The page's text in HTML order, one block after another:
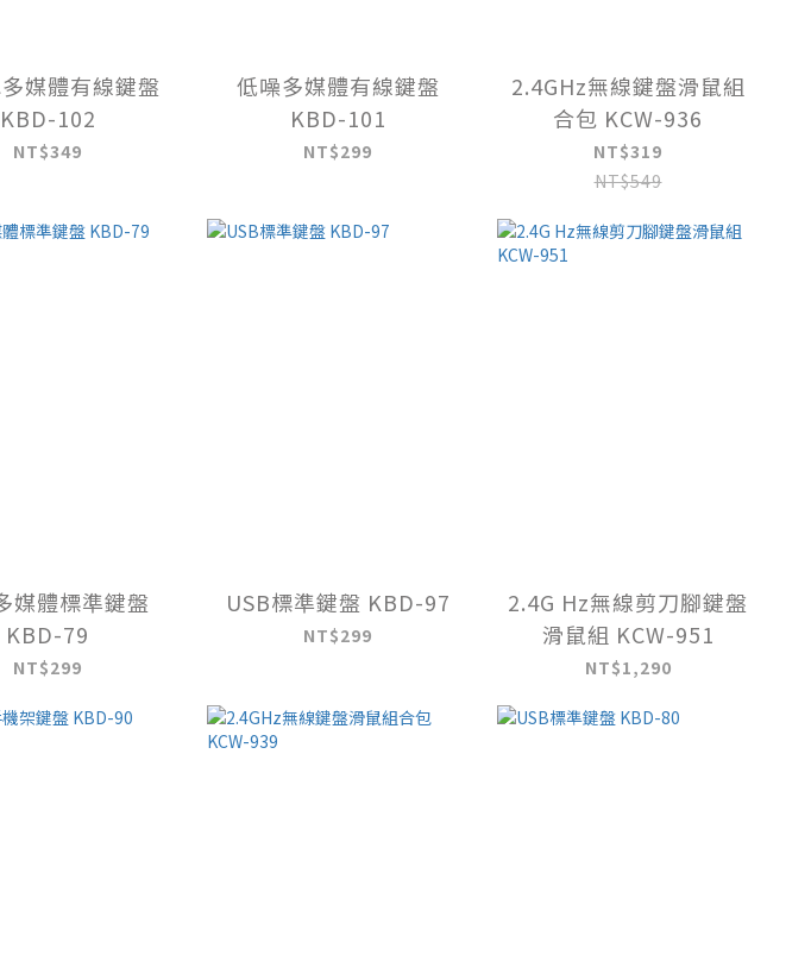
媒體有線鍵盤
KBD-102
NT$349
低噪多媒體有線鍵盤
KBD-101
NT$299
2.4GHz無線鍵盤滑鼠組
合包 KCW-936
NT$319
NT$549
媒體標準鍵盤
KBD-79
NT$299
USB標準鍵盤 KBD-97
NT$299
2.4G Hz無線剪刀腳鍵盤
滑鼠組 KCW-951
NT$1,290